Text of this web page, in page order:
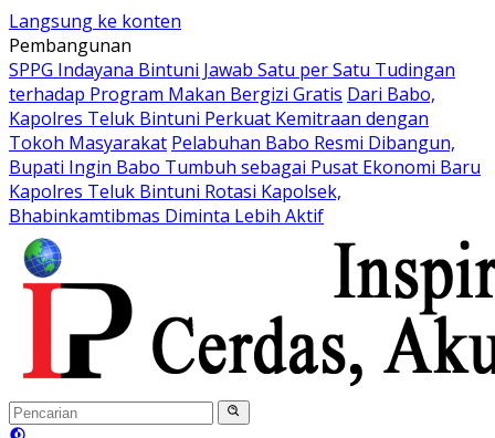
Langsung ke konten
Pembangunan
SPPG Indayana Bintuni Jawab Satu per Satu Tudingan
terhadap Program Makan Bergizi Gratis Dari Babo,
Kapolres Teluk Bintuni Perkuat Kemitraan dengan
Tokoh Masyarakat Pelabuhan Babo Resmi Dibangun,
Bupati Ingin Babo Tumbuh sebagai Pusat Ekonomi Baru
Kapolres Teluk Bintuni Rotasi Kapolsek,
Bhabinkamtibmas Diminta Lebih Aktif